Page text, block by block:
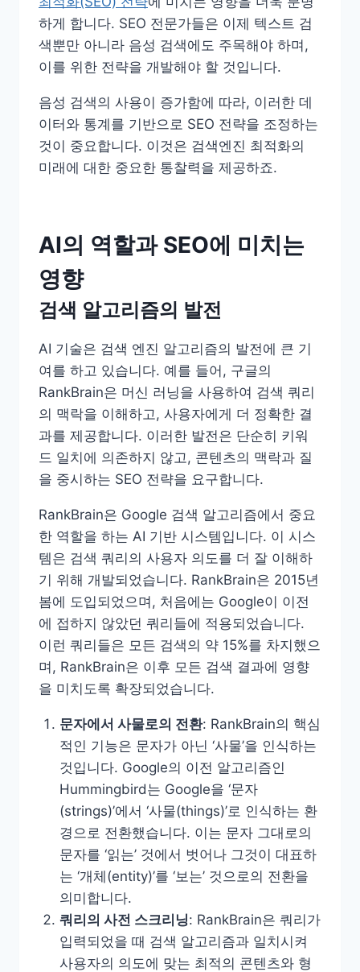
하게 합니다. SEO 전문가들은 이제 텍스트 검
색뿐만 아니라 음성 검색에도 주목해야 하며,
이를 위한 전략을 개발해야 할 것입니다.
음성 검색의 사용이 증가함에 따라, 이러한 데
이터와 통계를 기반으로 SEO 전략을 조정하는
것이 중요합니다. 이것은 검색엔진 최적화의
미래에 대한 중요한 통찰력을 제공하죠.
AI의 역할과 SEO에 미치는
영향
검색 알고리즘의 발전
AI 기술은 검색 엔진 알고리즘의 발전에 큰 기
여를 하고 있습니다. 예를 들어, 구글의
RankBrain은 머신 러닝을 사용하여 검색 쿼리
의 맥락을 이해하고, 사용자에게 더 정확한 결
과를 제공합니다. 이러한 발전은 단순히 키워
드 일치에 의존하지 않고, 콘텐츠의 맥락과 질
을 중시하는 SEO 전략을 요구합니다.
RankBrain은 Google 검색 알고리즘에서 중요
한 역할을 하는 AI 기반 시스템입니다. 이 시스
템은 검색 쿼리의 사용자 의도를 더 잘 이해하
기 위해 개발되었습니다. RankBrain은 2015년
봄에 도입되었으며, 처음에는 Google이 이전
에 접하지 않았던 쿼리들에 적용되었습니다.
이런 쿼리들은 모든 검색의 약 15%를 차지했으
며, RankBrain은 이후 모든 검색 결과에 영향
을 미치도록 확장되었습니다​​.
문자에서 사물로의 전환: RankBrain의 핵심
적인 기능은 문자가 아닌 ‘사물’을 인식하는
것입니다. Google의 이전 알고리즘인
Hummingbird는 Google을 ‘문자
(strings)’에서 ‘사물(things)’로 인식하는 환
경으로 전환했습니다. 이는 문자 그대로의
문자를 ‘읽는’ 것에서 벗어나 그것이 대표하
는 ‘개체(entity)’를 ‘보는’ 것으로의 전환을
의미합니다​​.
쿼리의 사전 스크리닝: RankBrain은 쿼리가
입력되었을 때 검색 알고리즘과 일치시켜
사용자의 의도에 맞는 최적의 콘텐츠와 형